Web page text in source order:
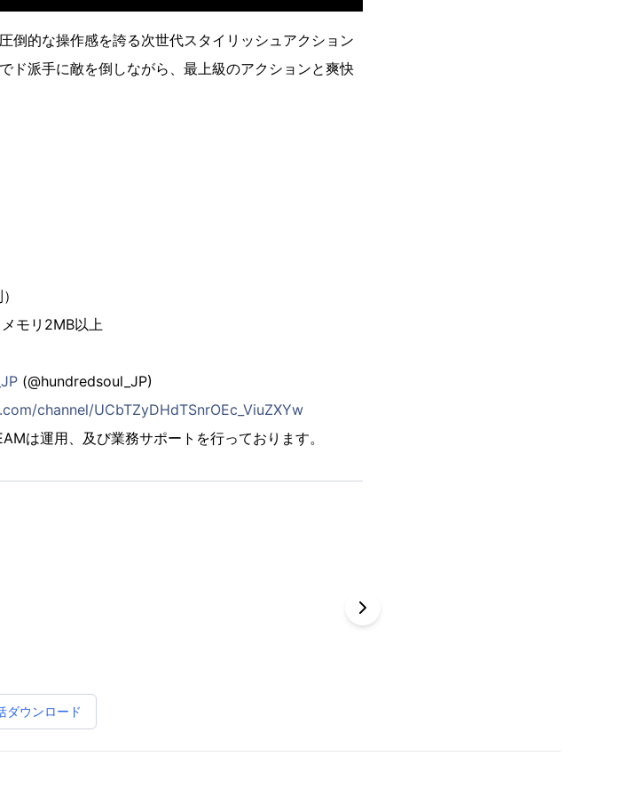
倒的な操作感を誇る次世代スタイリッシュアクション
ド派⼿に敵を倒しながら、最上級のアクションと爽快
モリ2MB以上
(@hundredsoul_JP)
channel/UCbTZyDHdTSnrOEc_ViuZXYw
は運⽤、及び業務サポートを⾏っております。
ダウンロード